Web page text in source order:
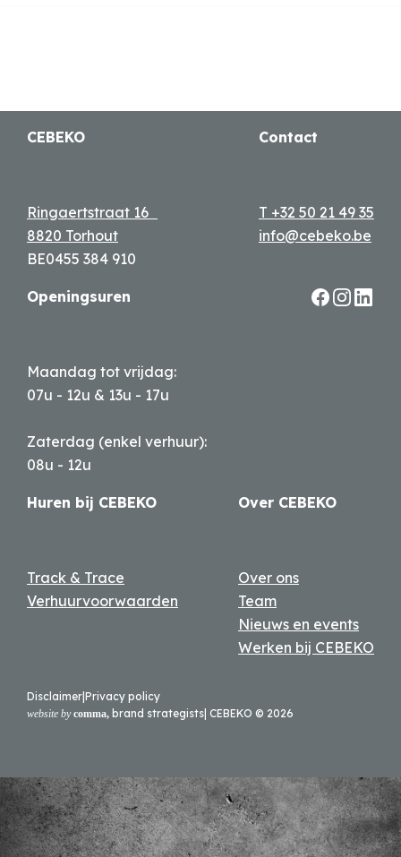
CEBEKO
Ringaertstraat 16
8820 Torhout
BE0455 384 910
Contact
T +32 50 21 49 35
info@cebeko.be
Openingsuren
Maandag tot vrijdag:
07u - 12u & 13u - 17u
Zaterdag (enkel verhuur):
08u - 12u
Huren bij CEBEKO
Track & Trace
Verhuurvoorwaarden
Over CEBEKO
Over ons
Team
Nieuws en events
Werken bij CEBEKO
Disclaimer Privacy policy
website by comma, brand strategists | CEBEKO © 2026